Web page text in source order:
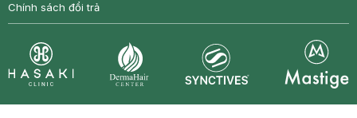
Chính sách đổi trả